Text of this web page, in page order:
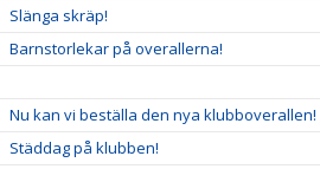
Slänga skräp!
Barnstorlekar på overallerna!
Nu kan vi beställa den nya klubboverallen!
Städdag på klubben!